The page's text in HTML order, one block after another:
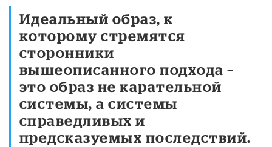
Идеальный образ, к
которому стремятся
сторонники
вышеописанного подхода –
это образ не карательной
системы, а системы
справедливых и
предсказуемых последствий.